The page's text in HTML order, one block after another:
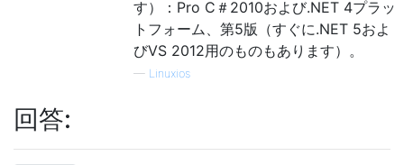
す）：Pro C＃2010および.NET 4プラッ
トフォーム、第5版（すぐに.NET 5およ
びVS 2012用のものもあります）。
— Linuxios
回答: